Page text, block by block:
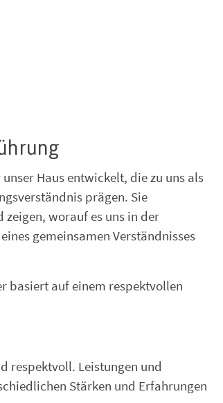
Haus entwickelt, die zu uns als
prägen. Sie
worauf es uns in der
gemeinsamen Verständnisses
basiert auf einem respektvollen
respektvoll. Leistungen und
Stärken und Erfahrungen